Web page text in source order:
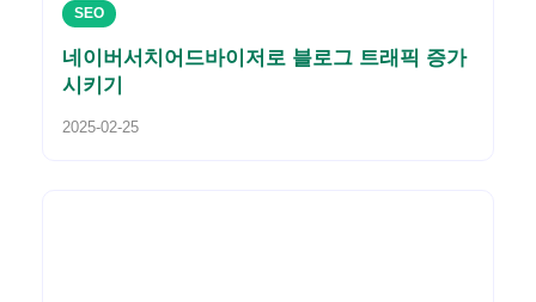
SEO
네이버서치어드바이저로 블로그 트래픽 증가
시키기
2025-02-25